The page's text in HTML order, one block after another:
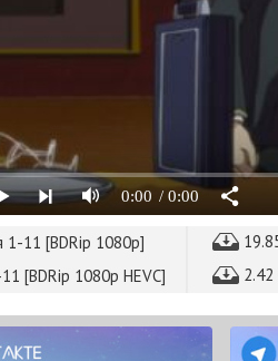
0:00 / 0:00
1-11 [BDRip 1080p]
[BDRip 1080p HEVC]
2.42